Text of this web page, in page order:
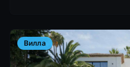
Вилла